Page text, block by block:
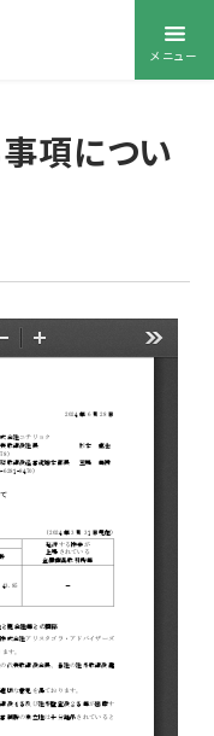
メニュー
項につい